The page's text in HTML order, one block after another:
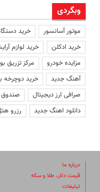
وبگردی
موتور آسانسور خرید
خرید ادکلن
خرید لوازم
مزایده خودرو
مرکز تزریق
آهنگ جدید
خرید دوچرخه
صرافی ارز دیجیتال
صندوق
دانلود اهنگ جدید
رزرو
درباره ما
قیمت دلار، طلا و سکه
تبلیغات